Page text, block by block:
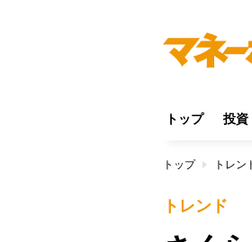
トップ 投資
トップ トレン
トレンド